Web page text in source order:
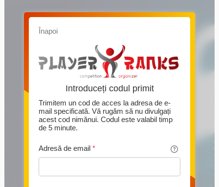
Înapoi
Introduceți codul primit
Trimitem un cod de acces la adresa de e-
mail specificată. Vă rugăm să nu divulgați
acest cod nimănui. Codul este valabil timp
de 5 minute.
Adresă de email *